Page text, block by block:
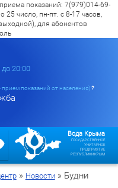
показаний: 7(979)014-69-
число, пн-пт. с 8-17 часов,
для абонентов
20:00
показаний от населения)?
Вода Крыма
ГОСУДАРСТВЕННОЕ
УНИТАРНОЕ
ПРЕДПРИЯТИЕ
РЕСПУБЛИКИ КРЫМ
» Новости» Будни